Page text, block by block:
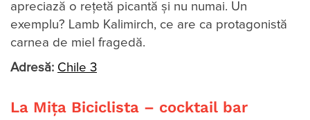
apreciază o reţetă picantă şi nu numai. Un
exemplu? Lamb Kalimirch, ce are ca protagonistă
carnea de miel fragedă.
Adresă: Chile 3
La Mița Biciclista – cocktail bar